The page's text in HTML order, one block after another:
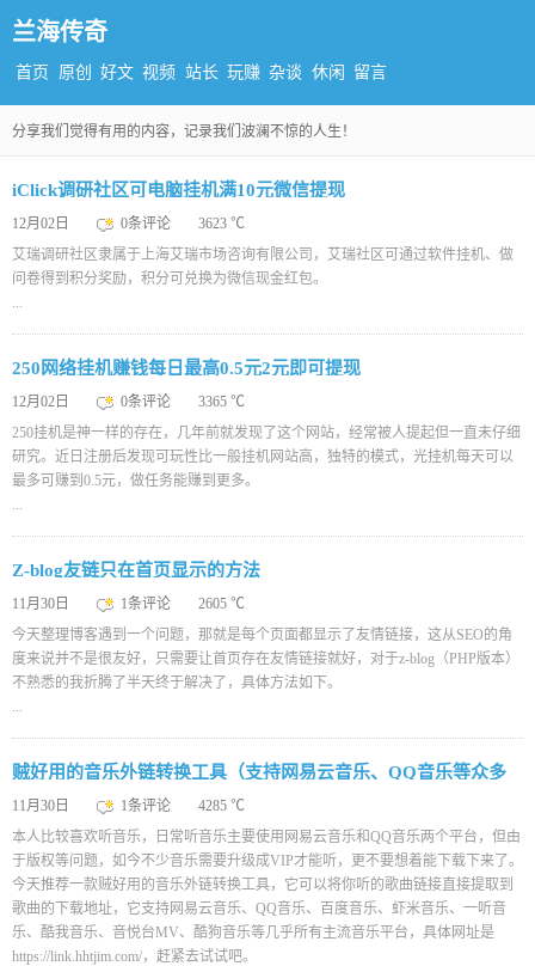
兰海传奇
首页 原创 好文 视频 站长 玩赚 杂谈 休闲 留言
分享我们觉得有用的内容，记录我们波澜不惊的人生！
iClick调研社区可电脑挂机满10元微信提现
12月02日 0条评论
3623 ℃
艾瑞调研社区隶属于上海艾瑞市场咨询有限公司，艾瑞社区可通过软件挂机、做
问卷得到积分奖励，积分可兑换为微信现金红包。
...
250网络挂机赚钱每日最高0.5元2元即可提现
12月02日 0条评论
3365 ℃
250挂机是神一样的存在，几年前就发现了这个网站，经常被人提起但一直未仔细
研究。近日注册后发现可玩性比一般挂机网站高，独特的模式，光挂机每天可以
最多可赚到0.5元，做任务能赚到更多。
...
Z-blog友链只在首页显示的方法
11月30日 1条评论
2605 ℃
今天整理博客遇到一个问题，那就是每个页面都显示了友情链接，这从SEO的角
度来说并不是很友好，只需要让首页存在友情链接就好，对于z-blog（PHP版本）
不熟悉的我折腾了半天终于解决了，具体方法如下。
...
贼好用的音乐外链转换工具（支持网易云音乐、QQ音乐等众多
平台）
11月30日 1条评论
4285 ℃
本人比较喜欢听音乐，日常听音乐主要使用网易云音乐和QQ音乐两个平台，但由
于版权等问题，如今不少音乐需要升级成VIP才能听，更不要想着能下载下来了。
今天推荐一款贼好用的音乐外链转换工具，它可以将你听的歌曲链接直接提取到
歌曲的下载地址，它支持网易云音乐、QQ音乐、百度音乐、虾米音乐、一听音
乐、酷我音乐、音悦台MV、酷狗音乐等几乎所有主流音乐平台，具体网址是
https://link.hhtjim.com/，赶紧去试试吧。